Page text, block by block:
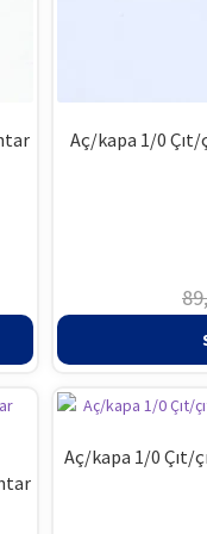
Aç/kapa 1/0
Aç/kapa 1/0 Çıt/